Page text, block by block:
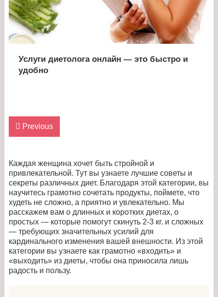
Услуги диетолога онлайн — это быстро и
удобно
Previous
Каждая женщина хочет быть стройной и
привлекательной. Тут вы узнаете лучшие советы и
секреты различных диет. Благодаря этой категории, вы
научитесь грамотно сочетать продукты, поймете, что
худеть не сложно, а приятно и увлекательно. Мы
расскажем вам о длинных и коротких диетах, о
простых — которые помогут скинуть 2-3 кг. и сложных
— требующих значительных усилий для
кардинального изменения вашей внешности. Из этой
категории вы узнаете как грамотно «входить» и
«выходить» из диеты, чтобы она приносила лишь
радость и пользу.